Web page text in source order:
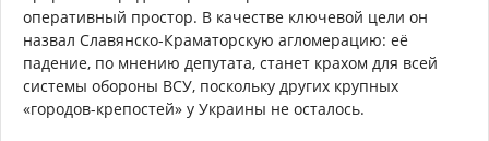
оперативный простор. В качестве ключевой цели он
назвал Славянско-Краматорскую агломерацию: её
падение, по мнению депутата, станет крахом для всей
системы обороны ВСУ, поскольку других крупных
«городов-крепостей» у Украины не осталось.